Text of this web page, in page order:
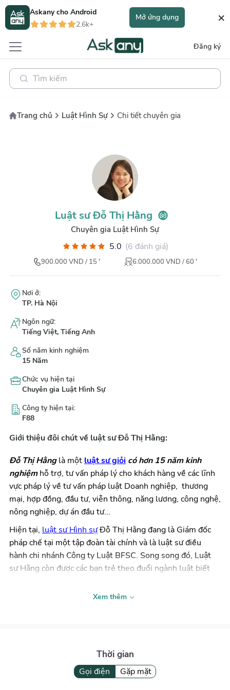
Askany cho Android
2.6k+
Mở ứng dụng ×
Đăng ký
Trang chủ Luật Hình Sự Chi tiết chuyên gia
Luật sư Đỗ Thị Hằng
Chuyên gia Luật Hình Sự
5.0 (6 đánh giá)
900.000 VND / 15' 6.000.000 VND /60 '
Nơi ở:
TP. Hà Nội
Ngôn ngữ:
Tiếng Việt, Tiếng Anh
Số năm kinh nghiệm
15 Năm
Chức vụ hiện tại
Chuyên gia Luật Hình Sự
Công ty hiện tại:
F88
Giới thiệu đôi chút về luật sư Đỗ Thị Hằng:
Đỗ Thị Hằnglà một luật sư giỏi có hơn 15 năm kinh
nghiệmhỗ trợ, tư vấn pháp lý cho khách hàng về các lĩnh
vực pháp lý về tư vấn pháp luật Doanh nghiệp, thương
mại, hợp đồng, đầu tư, viễn thông, năng lương, công nghệ,
nông nghiệp, dự án đầu tư...
Hiện tại, luật sư Hình sựĐỗ Thị Hằng đang là Giám đốc
pháp chế tại một tập đoàn tài chính và là luật sư điều
hành chi nhánh Công ty Luật BFSC. Song song đó, Luật
sư Hằng còn được các bạn trẻ theo đuổi ngành luật biết
nhiều năm giảng dạy, làm giám khảo cuộc thi Tinh thần
Luật sư Hằng tham gia nhiều dự án đầu tư giá trị
Xem thêm
Thời gian
Gọi điện Gặp mặt